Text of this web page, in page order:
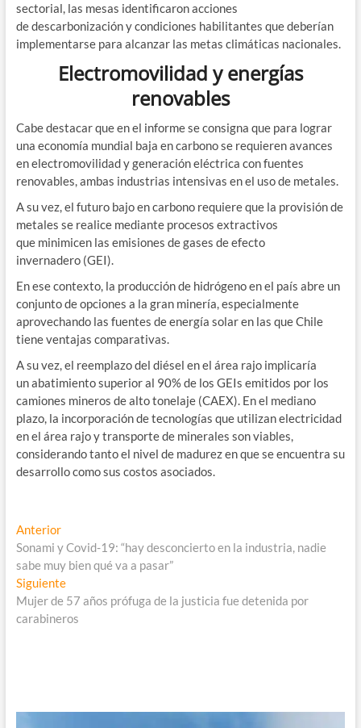
sectorial, las mesas identificaron acciones
de descarbonización y condiciones habilitantes que deberían
implementarse para alcanzar las metas climáticas nacionales.
Electromovilidad y energías
renovables
Cabe destacar que en el informe se consigna que para lograr
una economía mundial baja en carbono se requieren avances
en electromovilidad y generación eléctrica con fuentes
renovables, ambas industrias intensivas en el uso de metales.
A su vez, el futuro bajo en carbono requiere que la provisión de
metales se realice mediante procesos extractivos
que minimicen las emisiones de gases de efecto
invernadero (GEI).
En ese contexto, la producción de hidrógeno en el país abre un
conjunto de opciones a la gran minería, especialmente
aprovechando las fuentes de energía solar en las que Chile
tiene ventajas comparativas.
A su vez, el reemplazo del diésel en el área rajo implicaría
un abatimiento superior al 90% de los GEIs emitidos por los
camiones mineros de alto tonelaje (CAEX). En el mediano
plazo, la incorporación de tecnologías que utilizan electricidad
en el área rajo y transporte de minerales son viables,
considerando tanto el nivel de madurez en que se encuentra su
desarrollo como sus costos asociados.
Navegación
de
entradas
AnteriorEntrada
anterior:
Sonami y Covid-19: “hay desconcierto en la industria, nadie
sabe muy bien qué va a pasar”
SiguienteEntrada
siguiente:
Mujer de 57 años prófuga de la justicia fue detenida por
carabineros